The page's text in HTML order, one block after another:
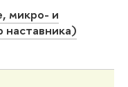
микро- и
наставника)